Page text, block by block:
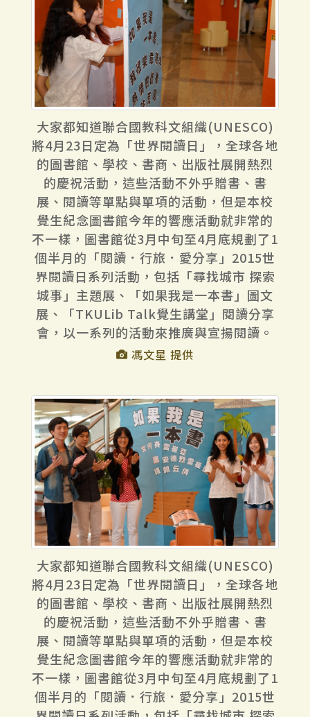
大家都知道聯合國教科文組織(UNESCO)
將4月23日定為「世界閱讀日」，全球各地
的圖書館、學校、書商、出版社展開熱烈
的慶祝活動，這些活動不外乎贈書、書
展、閱讀等單點與單項的活動，但是本校
覺生紀念圖書館今年的響應活動就非常的
不一樣，圖書館從3月中旬至4月底規劃了1
個半月的「閱讀．行旅．愛分享」2015世
界閱讀日系列活動，包括「尋找城市 探索
城事」主題展、「如果我是一本書」圖文
展、「TKULib Talk覺生講堂」閱讀分享
會，以一系列的活動來推廣與宣揚閱讀。
馮文星 提供
大家都知道聯合國教科文組織(UNESCO)
將4月23日定為「世界閱讀日」，全球各地
的圖書館、學校、書商、出版社展開熱烈
的慶祝活動，這些活動不外乎贈書、書
展、閱讀等單點與單項的活動，但是本校
覺生紀念圖書館今年的響應活動就非常的
不一樣，圖書館從3月中旬至4月底規劃了1
個半月的「閱讀．行旅．愛分享」2015世